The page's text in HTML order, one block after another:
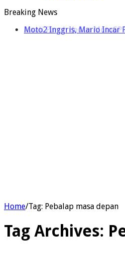
Breaking News
Awali Paruh Kedua
Home/Tag: Pebalap masa depan
Tag Archives: